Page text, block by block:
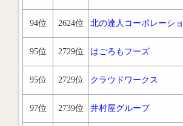
94位 2624位 北の達人コーポレーシ
95位 2729位 はごろもフーズ
95位 2729位 クラウドワークス
97位 2739位 井村屋グループ